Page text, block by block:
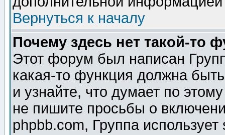
Вернуться к началу
Почему здесь нет такой-то
Этот форум был написан
какая-то функция должна
и узнайте, что думает по
не пишите просьбы о
phpbb.com, Группа